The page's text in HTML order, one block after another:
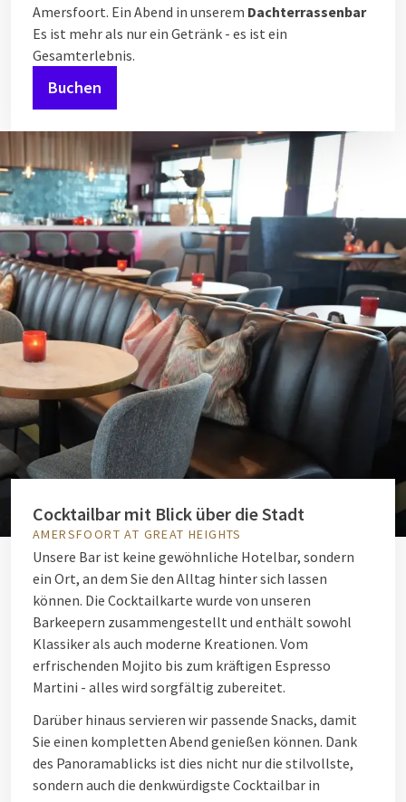
Amersfoort. Ein Abend in unserem Dachterrassenbar
Es ist mehr als nur ein Getränk - es ist ein
Gesamterlebnis.
Buchen
Cocktailbar mit Blick über die Stadt
AMERSFOORT AT GREAT HEIGHTS
Unsere Bar ist keine gewöhnliche Hotelbar, sondern
ein Ort, an dem Sie den Alltag hinter sich lassen
können. Die Cocktailkarte wurde von unseren
Barkeepern zusammengestellt und enthält sowohl
Klassiker als auch moderne Kreationen. Vom
erfrischenden Mojito bis zum kräftigen Espresso
Martini - alles wird sorgfältig zubereitet.
Darüber hinaus servieren wir passende Snacks, damit
Sie einen kompletten Abend genießen können. Dank
des Panoramablicks ist dies nicht nur die stilvollste,
sondern auch die denkwürdigste Cocktailbar in